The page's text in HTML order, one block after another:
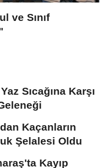
ve Sınıf
Sıcağına Karşı
Kaçanların
Şelalesi Oldu
Kayıp